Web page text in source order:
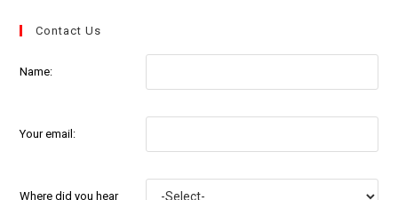
Contact Us
Name:
Your email:
Where did you hear